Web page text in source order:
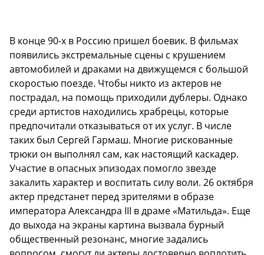
В конце 90-х в Россию пришел боевик. В фильмах
появились экстремальные сцены с крушением
автомобилей и драками на движущемся с большой
скоростью поезде. Чтобы никто из актеров не
пострадал, на помощь приходили дублеры. Однако
среди артистов находились храбрецы, которые
предпочитали отказываться от их услуг. В числе
таких был Сергей Гармаш. Многие рискованные
трюки он выполнял сам, как настоящий каскадер.
Участие в опасных эпизодах помогло звезде
закалить характер и воспитать силу воли. 26 октября
актер предстанет перед зрителями в образе
императора Александра III в драме «Матильда». Еще
до выхода на экраны картина вызвала бурный
общественный резонанс, многие задались